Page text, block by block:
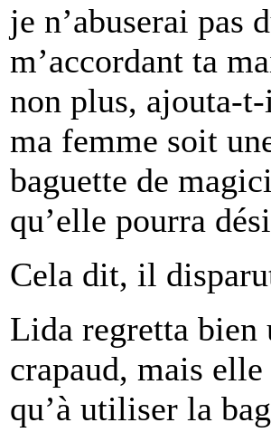
je n’abuserai pas
m’accordant ta
non plus, ajouta-
ma femme soit
baguette de
qu’elle pourra
Cela dit, il
Lida regretta bien
crapaud, mais
qu’à utiliser la